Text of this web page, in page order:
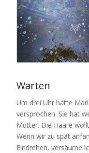
Warten
Um drei Uhr hätte
versprochen. Sie hat
Mutter. Die Haare
Wenn wir zu spät
Eindrehen, versäume